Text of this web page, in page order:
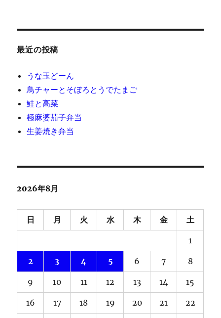
最近の投稿
うな玉どーん
鳥チャーとそぼろとうでたまご
鮭と高菜
極麻婆茄子弁当
生姜焼き弁当
2026年8月
日 月 火 水 木 金 土
1
2 3 4 5 6 7 8
9 10 11 12 13 14 15
16 17 18 19 20 21 22